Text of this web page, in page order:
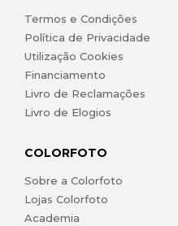
Termos e Condições
Política de Privacidade
Utilização Cookies
Financiamento
Livro de Reclamações
Livro de Elogios
COLORFOTO
Sobre a Colorfoto
Lojas Colorfoto
Academia